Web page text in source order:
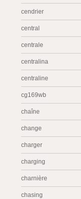
cendrier
central
centrale
centralina
centraline
cg169wb
chaîne
change
charger
charging
charnière
chasing